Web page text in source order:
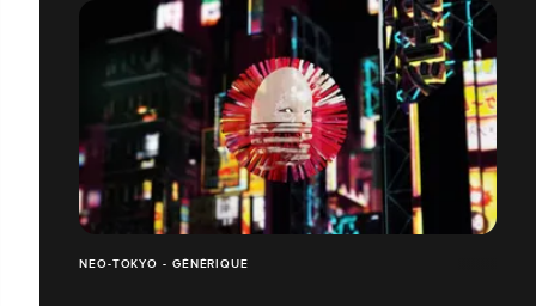
NEO-TOKYO - GÉNÉRIQUE